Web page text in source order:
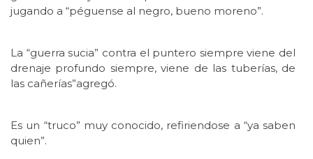
jugando a “péguense al negro, bueno moreno”.
La “guerra sucia” contra el puntero siempre viene del
drenaje profundo siempre, viene de las tuberías, de
las cañerías”agregó.
Es un “truco” muy conocido, refiriendose a “ya saben
quien”.